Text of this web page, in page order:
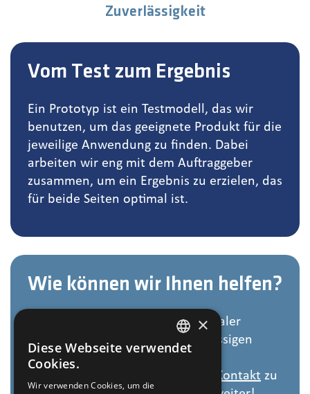
Zuverlässigkeit
Vom Test zum Ergebnis
Ein Prototyp ist ein Testmodell, das wir
benutzen, um das geeignete Produkt für die
jeweilige Anwendung zu finden. Dabei
arbeiten wir eng mit dem Auftraggeber
zusammen, um ein Ergebnis zu erzielen, das
für beide Seiten optimal ist.
Wie können wir Ihnen helfen?
Suchen Sie als großer internationaler
Konzern oder KMU einen zuverlässigen
Partner?
Kontakt zu
DUTCH
×
Diese Webseite verwendet
Cookies.
Wir verwenden Cookies, um die